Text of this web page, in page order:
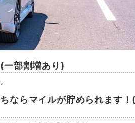
一部割増あり)
ならマイルが貯められます！